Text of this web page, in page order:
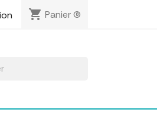
shopping_cart Panier(0)